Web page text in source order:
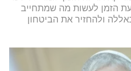
הזמן לעשות מה שמתחייב
ולהחזיר את הביטחון